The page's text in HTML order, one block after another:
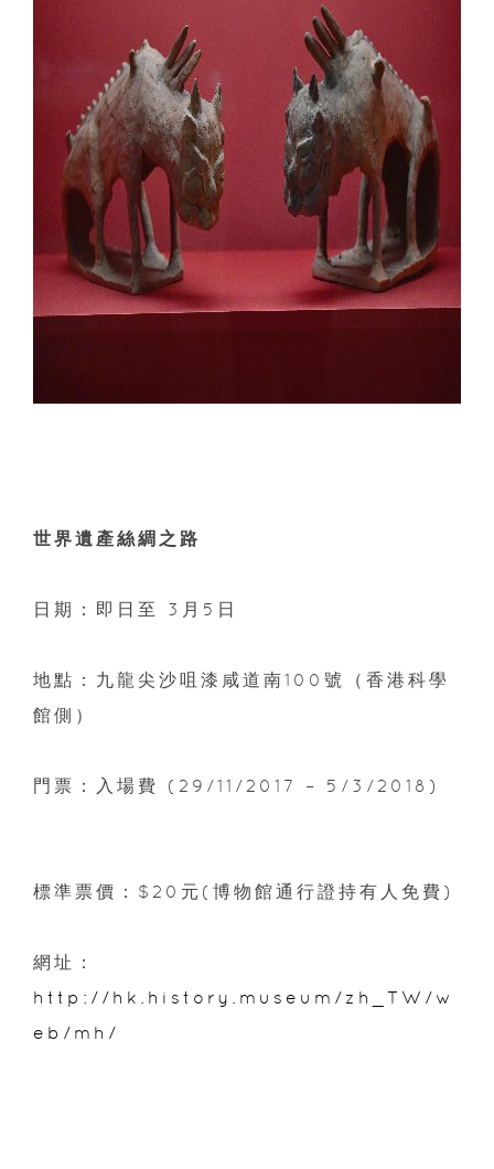
世界遺產絲綢之路
日期：即日至 3月5日
地點：九龍尖沙咀漆咸道南100號（香港科學
館側）
門票：入場費 (29/11/2017 – 5/3/2018)
標準票價：$20元(博物館通行證持有人免費)
網址：
http://hk.history.museum/zh_TW/w
eb/mh/